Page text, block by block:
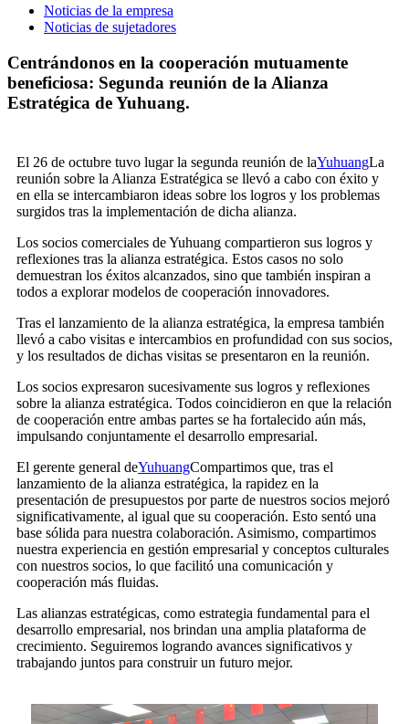
Noticias de la empresa
Noticias de sujetadores
Centrándonos en la cooperación mutuamente
beneficiosa: Segunda reunión de la Alianza
Estratégica de Yuhuang.
El 26 de octubre tuvo lugar la segunda reunión de laYuhuangLa
reunión sobre la Alianza Estratégica se llevó a cabo con éxito y
en ella se intercambiaron ideas sobre los logros y los problemas
surgidos tras la implementación de dicha alianza.
Los socios comerciales de Yuhuang compartieron sus logros y
reflexiones tras la alianza estratégica. Estos casos no solo
demuestran los éxitos alcanzados, sino que también inspiran a
todos a explorar modelos de cooperación innovadores.
Tras el lanzamiento de la alianza estratégica, la empresa también
llevó a cabo visitas e intercambios en profundidad con sus socios,
y los resultados de dichas visitas se presentaron en la reunión.
Los socios expresaron sucesivamente sus logros y reflexiones
sobre la alianza estratégica. Todos coincidieron en que la relación
de cooperación entre ambas partes se ha fortalecido aún más,
impulsando conjuntamente el desarrollo empresarial.
El gerente general deYuhuangCompartimos que, tras el
lanzamiento de la alianza estratégica, la rapidez en la
presentación de presupuestos por parte de nuestros socios mejoró
significativamente, al igual que su cooperación. Esto sentó una
base sólida para nuestra colaboración. Asimismo, compartimos
nuestra experiencia en gestión empresarial y conceptos culturales
con nuestros socios, lo que facilitó una comunicación y
cooperación más fluidas.
Las alianzas estratégicas, como estrategia fundamental para el
desarrollo empresarial, nos brindan una amplia plataforma de
crecimiento. Seguiremos logrando avances significativos y
trabajando juntos para construir un futuro mejor.